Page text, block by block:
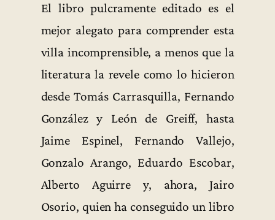
El libro pulcramente editado es el
mejor alegato para comprender esta
villa incomprensible, a menos que la
literatura la revele como lo hicieron
desde Tomás Carrasquilla, Fernando
González y León de Greiff, hasta
Jaime Espinel, Fernando Vallejo,
Gonzalo Arango, Eduardo Escobar,
Alberto Aguirre y, ahora, Jairo
Osorio, quien ha conseguido un libro